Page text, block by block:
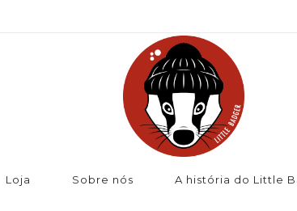
Loja Sobre nós A história do Little